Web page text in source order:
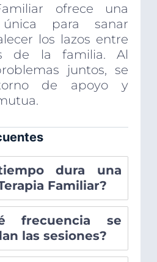
ofrece una
para sanar
los lazos entre
de la familia. Al
juntos, se
de apoyo y
dura una
Familiar?
frecuencia se
las sesiones?